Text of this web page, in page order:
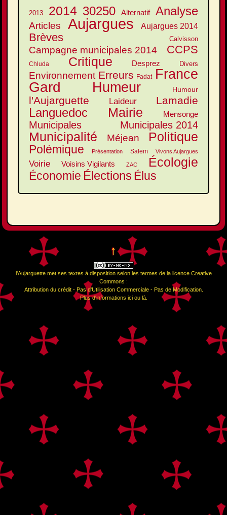
2013 2014 30250 Alternatif Analyse
Articles Aujargues Aujargues 2014
Brèves Calvisson
Campagne municipales 2014 CCPS
Chluda Critique Desprez Divers
Environnement Erreurs Fadat France
Gard Humeur Humour
l'Aujarguette Laideur Lamadie
Languedoc Mairie Mensonge
Municipales Municipales 2014
Municipalité Méjean Politique
Polémique Présentation Salem Vivons Aujargues
Voirie Voisins Vigilants ZAC Écologie
Économie ÉlectionsÉlus
↑
l'Aujarguettemet ses textes à disposition selon les termes de la licence Creative
Commons :
Attribution du crédit - Pas d'Utilisation Commerciale - Pas de Modification.
Plus d'informations iciou là.